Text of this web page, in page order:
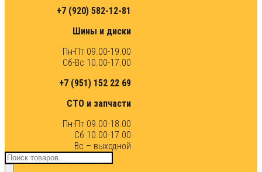
+7 (920) 582-12-81
Шины и диски
Пн-Пт 09.00-19.00
Сб-Вс 10.00-17.00
+7 (951) 152 22 69
СТО и запчасти
Пн-Пт 09.00-18.00
Сб 10.00-17.00
Вс – выходной
Поиск
товаров